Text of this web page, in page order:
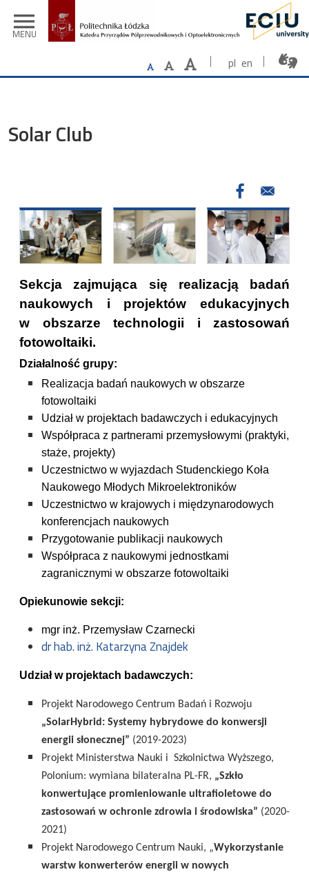
menu
MENU
pl en
Solar Club
Sekcja zajmująca się realizacją badań
naukowych i projektów edukacyjnych
w obszarze technologii i zastosowań
fotowoltaiki.
Działalność grupy:
Realizacja badań naukowych w obszarze
fotowoltaiki
Udział w projektach badawczych i edukacyjnych
Współpraca z partnerami przemysłowymi (praktyki,
staże, projekty)
Uczestnictwo w wyjazdach Studenckiego Koła
Naukowego Młodych Mikroelektroników
Uczestnictwo w krajowych i międzynarodowych
konferencjach naukowych
Przygotowanie publikacji naukowych
Współpraca z naukowymi jednostkami
zagranicznymi w obszarze fotowoltaiki
Opiekunowie sekcji:
mgr inż. Przemysław Czarnecki
dr hab. inż. Katarzyna Znajdek
Udział w projektach badawczych:
Projekt Narodowego Centrum Badań i Rozwoju
„SolarHybrid: Systemy hybrydowe do konwersji
energii słonecznej” (2019-2023)
Projekt Ministerstwa Nauki i Szkolnictwa Wyższego,
Polonium: wymiana bilateralna PL-FR, „Szkło
konwertujące promieniowanie ultrafioletowe do
zastosowań w ochronie zdrowia i środowiska” (2020-
2021)
Projekt Narodowego Centrum Nauki, „Wykorzystanie
warstw konwerterów energii w nowych